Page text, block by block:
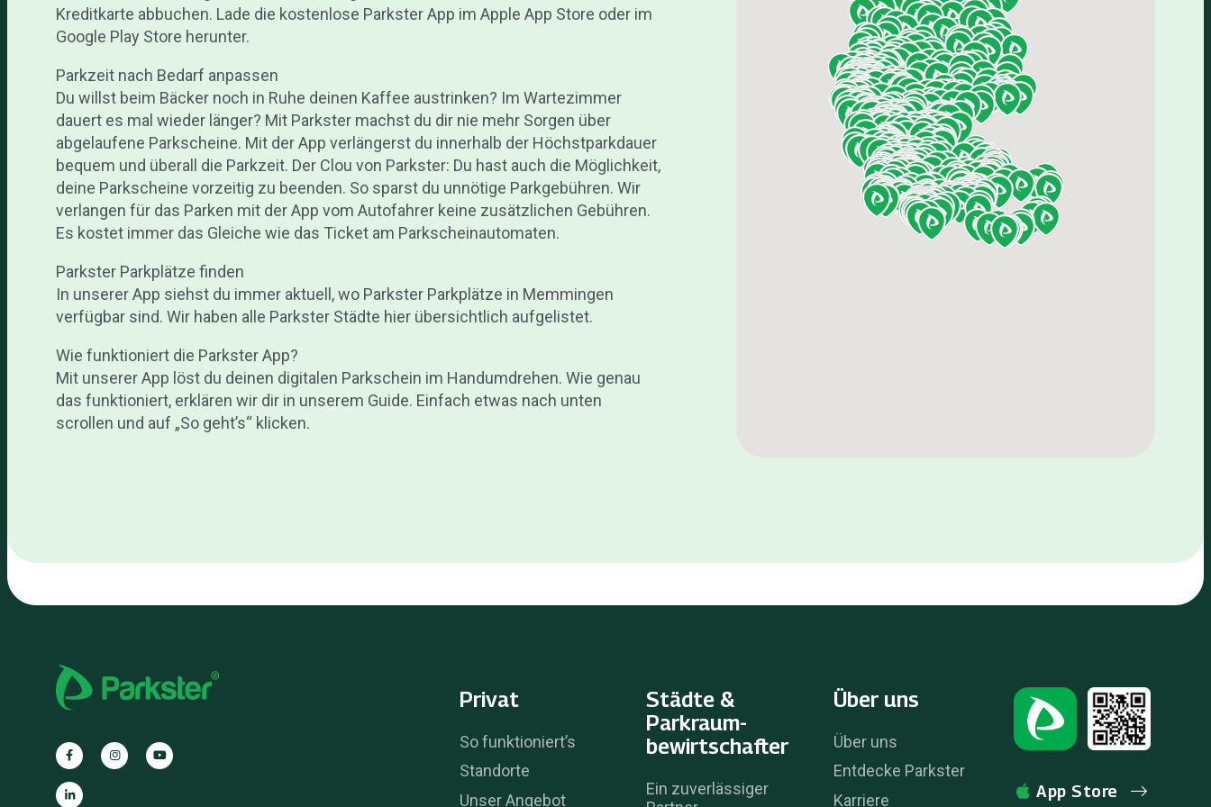
Kreditkarte abbuchen. Lade die kostenlose Parkster App im Apple App Store oder im
Google Play Store herunter.
Parkzeit nach Bedarf anpassen
Du willst beim Bäcker noch in Ruhe deinen Kaffee austrinken? Im Wartezimmer
dauert es mal wieder länger? Mit Parkster machst du dir nie mehr Sorgen über
abgelaufene Parkscheine. Mit der App verlängerst du innerhalb der Höchstparkdauer
bequem und überall die Parkzeit. Der Clou von Parkster: Du hast auch die Möglichkeit,
deine Parkscheine vorzeitig zu beenden. So sparst du unnötige Parkgebühren. Wir
verlangen für das Parken mit der App vom Autofahrer keine zusätzlichen Gebühren.
Es kostet immer das Gleiche wie das Ticket am Parkscheinautomaten.
Parkster Parkplätze finden
In unserer App siehst du immer aktuell, wo Parkster Parkplätze in Memmingen
verfügbar sind. Wir haben alle Parkster Städte hier übersichtlich aufgelistet.
Wie funktioniert die Parkster App?
Mit unserer App löst du deinen digitalen Parkschein im Handumdrehen. Wie genau
das funktioniert, erklären wir dir in unserem Guide. Einfach etwas nach unten
scrollen und auf „So geht’s“ klicken.
ParksterParksterParkster
Parkster
Privat
So funktioniert’s
Standorte
Unser Angebot
Städte &
Parkraum­
bewirtschafter
Ein zuverlässiger
Über uns
Über uns
Entdecke Parkster
Karriere
App Store